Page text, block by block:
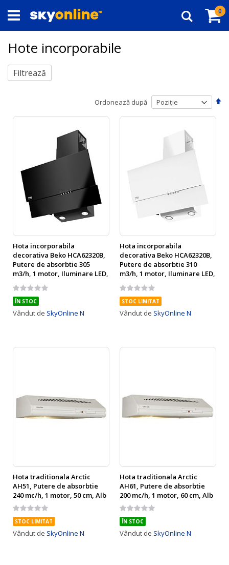
la
Conținut
0
Căutare
Hote incorporabile
Ordonează după
Hota incorporabila
decorativa Beko HCA62320B,
Putere de absorbtie 305
m3/h, 1 motor, Iluminare LED,
4 trepte de viteza, Filtru
metalic anti grasime lavabil,
Negru
Rating:
0%
ÎN STOC
Vândut de SkyOnline N
Hota incorporabila
decorativa Beko HCA62320B,
Putere de absorbtie 310
m3/h, 1 motor, Iluminare LED,
3 trepte de putere, Filtru
metalic anti grasime lavabil,
60 cm, Alb
Rating:
0%
STOC LIMITAT
Vândut de SkyOnline N
Hota traditionala Arctic
AH51, Putere de absorbtie
240 mc/h, 1 motor, 50 cm, Alb
Rating:
0%
STOC LIMITAT
Vândut de SkyOnline N
Hota traditionala Arctic
AH61, Putere de absorbtie
200 mc/h, 1 motor, 60 cm, Alb
Rating:
0%
ÎN STOC
Vândut de SkyOnline N
Filtrează